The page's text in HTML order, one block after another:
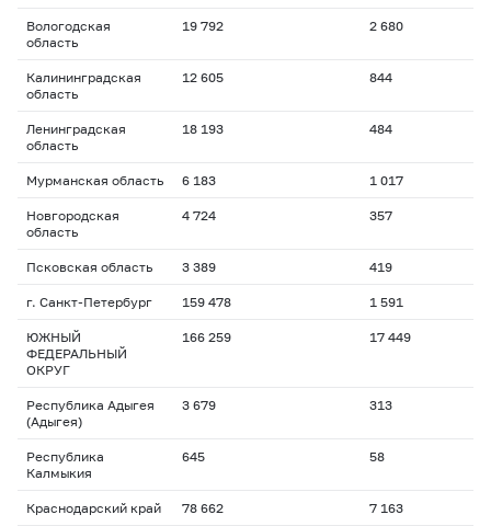
Вологодская
область
19 792 2 680
Калининградская
область
12 605 844
Ленинградская
область
18 193 484
Мурманская область 6 183 1 017
Новгородская
область
4 724 357
Псковская область 3 389 419
г. Санкт-Петербург 159 478 1 591
ЮЖНЫЙ
ФЕДЕРАЛЬНЫЙ
ОКРУГ
166 259 17 449
Республика Адыгея
(Адыгея)
3 679 313
Республика
Калмыкия
645 58
Краснодарский край 78 662 7 163